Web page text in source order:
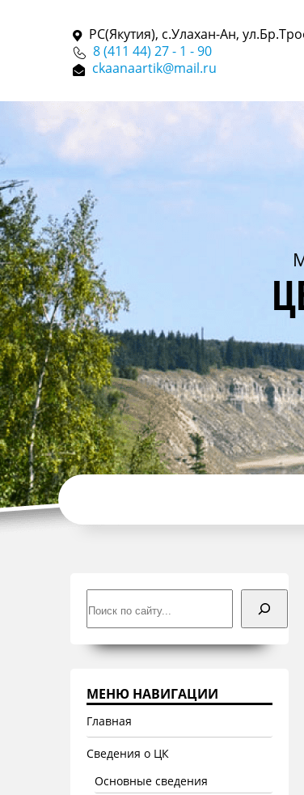
РС(Якутия), с.Улахан-Ан,
8 (411 44) 27 - 1 - 90
ckaanaartik@mail.ru
МЕНЮ НАВИГАЦИИ
Главная
Сведения о ЦК
Основные сведения